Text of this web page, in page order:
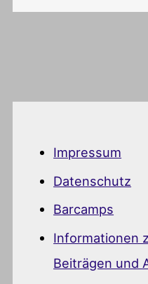
Impressum
Datenschutz
Barcamps
Informationen
Beiträgen und